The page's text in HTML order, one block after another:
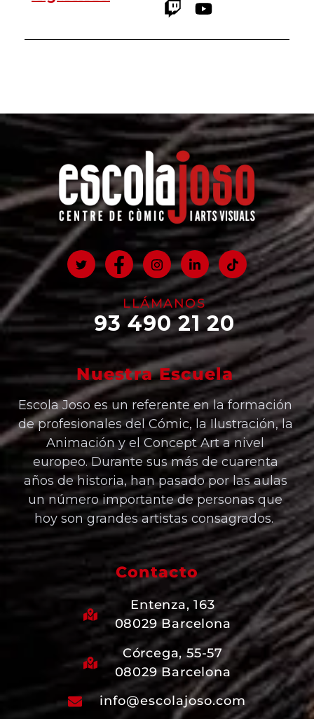
LLÁMANOS
93 490 21 20
Nuestra Escuela
Escola Joso es un referente en la formación
de profesionales del Cómic, la Ilustración, la
Animación y el Concept Art a nivel
europeo. Durante sus más de cuarenta
años de historia, han pasado por las aulas
un número importante de personas que
hoy son grandes artistas consagrados.
Contacto
Entenza, 163
08029 Barcelona
Córcega, 55-57
08029 Barcelona
info@escolajoso.com